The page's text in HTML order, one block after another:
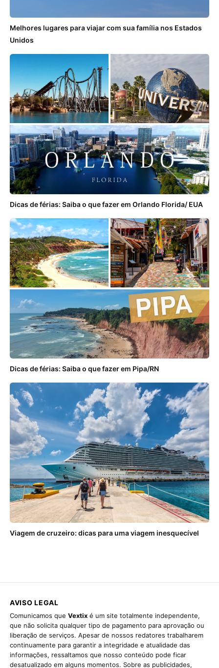
Melhores lugares para viajar com sua família nos Estados
Unidos
Dicas de férias: Saiba o que fazer em Orlando Florida/ EUA
Dicas de férias: Saiba o que fazer em Pipa/RN
Viagem de cruzeiro: dicas para uma viagem inesquecível
AVISO LEGAL
Comunicamos que Vextix é um site totalmente independente,
que não solicita qualquer tipo de pagamento para aprovação ou
liberação de serviços. Apesar de nossos redatores trabalharem
continuamente para garantir a integridade e atualidade das
informações, ressaltamos que nosso conteúdo pode ficar
desatualizado em alguns momentos. Sobre as publicidades,